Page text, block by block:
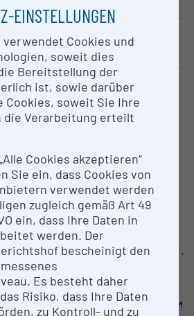
AKTIVI­TÄTEN UND
KONSORTIUM
Institut für
jüdische
Geschichte
Österreichs
KONSORTIUM
EINSTELLUNGEN
verwendet Cookies und
soweit dies
Bereitstellung der
ist, sowie darüber
Cookies, soweit Sie Ihre
die Verarbeitung erteilt
Cookies akzeptieren“
Sie ein, dass Cookies von
verwendet werden
zugleich gemäß Art 49
ein, dass Ihre Daten in
werden. Der
bescheinigt den
Es besteht daher
Risiko, dass Ihre Daten
zu Kontroll- und zu